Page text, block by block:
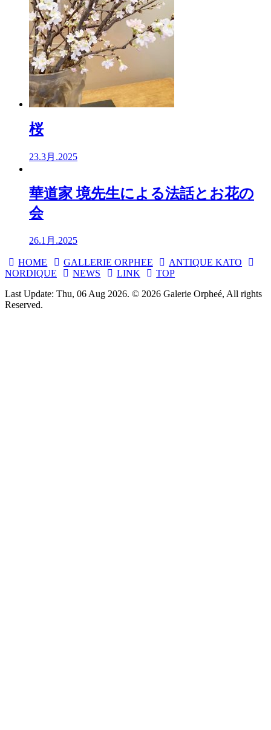
桜
23.3月.2025
華道家 境先生による法話とお花の
会
26.1月.2025
HOME GALLERIE ORPHEE
ANTIQUE KATO
NORDIQUE
NEWS LINK
TOP
Last Update: Thu, 06 Aug 2026. © 2026 Galerie Orpheé, All rights
Reserved.